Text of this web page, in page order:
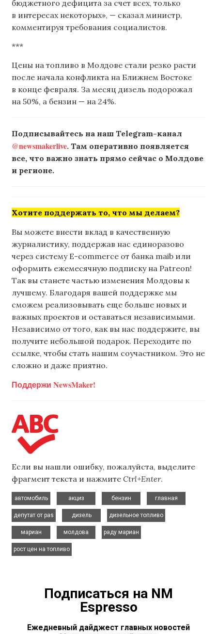
бюджетного дефицита за счет всех, только
в интересах некоторых», — сказал министр,
комментируя требования социалистов.
***
Цены на топливо в Молдове стали резко расти
после начала конфликта на Ближнем Востоке
в конце февраля. За месяц дизель подорожал
на 50%, а бензин — на 24%.
Подписывайтесь на наш Telegram-канал
@newsmakerlive. Там оперативно появляется
все, что важно знать прямо сейчас о Молдове
и регионе.
Хотите поддержать то, что мы делаем?
Вы можете внести вклад в качественную
журналистику, поддержав нас единоразово
через систему E-commerce от банка maib или
оформить ежемесячную подписку на Patreon!
Так вы станете частью изменения Молдовы к
лучшему. Благодаря вашей поддержке мы
сможем реализовывать еще больше новых и
важных проектов и оставаться независимыми.
Независимо от того, как вы нас поддержите, вы
получите небольшой подарок. Переходите по
ссылке, чтобы стать нашим соучастником. Это не
сложно и даже приятно.
Поддержи NewsMaker!
Если вы нашли ошибку, пожалуйста, выделите
фрагмент текста и нажмите Ctrl+Enter.
автомобиль
акциз
бензин
главная
депутат от pas
дизель
дизельное топливо
мариан
молдова
раду мариан
рост цен на топливо
Подписаться на NM
Espresso
Ежедневный дайджест главных новостей